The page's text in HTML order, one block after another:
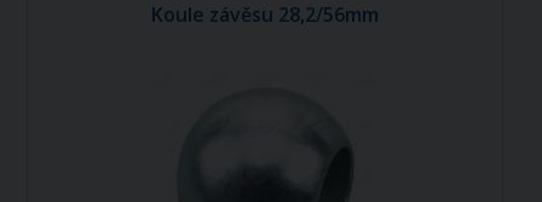
Koule závěsu 28,2/56mm